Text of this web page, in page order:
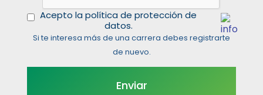
Acepto la política de protección de
datos.
Si te interesa más de una carrera debes registrarte
de nuevo.